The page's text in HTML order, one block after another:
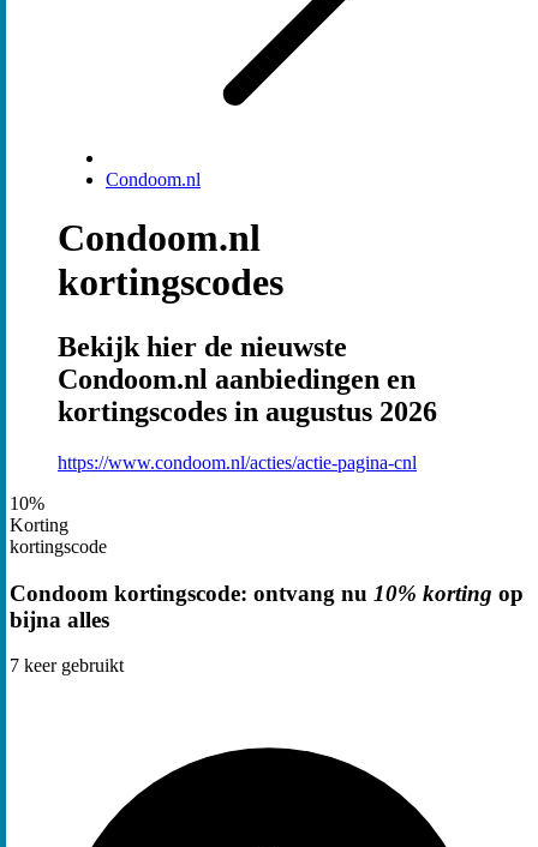
Condoom.nl
Condoom.nl
kortingscodes
Bekijk hier de nieuwste
Condoom.nl aanbiedingen en
kortingscodes in augustus 2026
https://www.condoom.nl/acties/actie-pagina-cnl
10%
Korting
kortingscode
Condoom kortingscode: ontvang nu 10% korting op
bijna alles
7 keer gebruikt